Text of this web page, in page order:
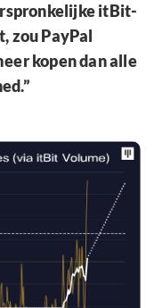
itBit-
zou PayPal
kopen dan alle